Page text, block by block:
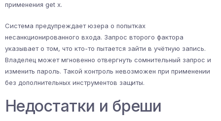
применения get x.
Система предупреждает юзера о попытках
несанкционированного входа. Запрос второго фактора
указывает о том, что кто-то пытается зайти в учётную запись.
Владелец может мгновенно отвергнуть сомнительный запрос и
изменить пароль. Такой контроль невозможен при применении
без дополнительных инструментов защиты.
Недостатки и бреши